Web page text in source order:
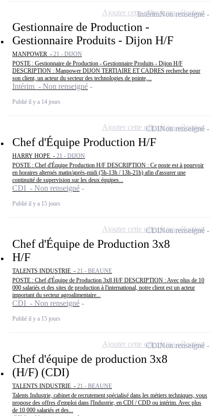
Gestionnaire de Production -
Gestionnaire Produits - Dijon H/F
MANPOWER - 21 - DIJON
POSTE : Gestionnaire de Production - Gestionnaire Produits - Dijon H/F
DESCRIPTION : Manpower DIJON TERTIAIRE ET CADRES recherche pour
son client, un acteur du secteur des technologies de pointe,...
Intérim - Non renseigné
Publié il y a 14 jours
IntérimNon renseigné
Ajouter cette offre à ma sélection
Chef d'Équipe Production H/F
HARRY HOPE - 21 - DIJON
POSTE : Chef d'Équipe Production H/F DESCRIPTION : Ce poste est à pourvoir
en horaires alternés matin/après-midi (5h-13h / 13h-21h) afin d'assurer une
continuité de supervision sur les deux équipes...
CDI - Non renseigné
Publié il y a 15 jours
CDINon renseigné
Ajouter cette offre à ma sélection
Chef d'Équipe de Production 3x8
H/F
TALENTS INDUSTRIE - 21 - BEAUNE
POSTE : Chef d'Équipe de Production 3x8 H/F DESCRIPTION : Avec plus de 10
000 salariés et des sites de production à l'international, notre client est un acteur
important du secteur agroalimentaire...
CDI - Non renseigné
Publié il y a 15 jours
CDINon renseigné
Ajouter cette offre à ma sélection
Chef d'équipe de production 3x8
(H/F) (CDI)
TALENTS INDUSTRIE - 21 - BEAUNE
Talents Industrie, cabinet de recrutement spécialisé dans les métiers techniques, vous
propose des offres d'emploi dans l'Industrie, en CDI / CDD ou intérim. Avec plus
de 10 000 salariés et des...
CDINon renseigné
Ajouter cette offre à ma sélection